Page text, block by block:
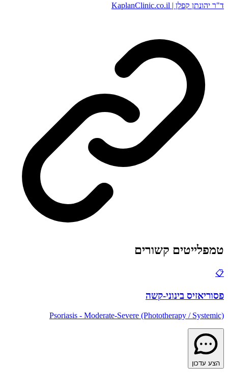
ד"ר יהונתן קפלן | KaplanClinic.co.il
טמפלייטים קשורים
📋
פסוריאזיס בינוני-קשה
Psoriasis - Moderate-Severe (Phototherapy / Systemic)
הצע עדכון